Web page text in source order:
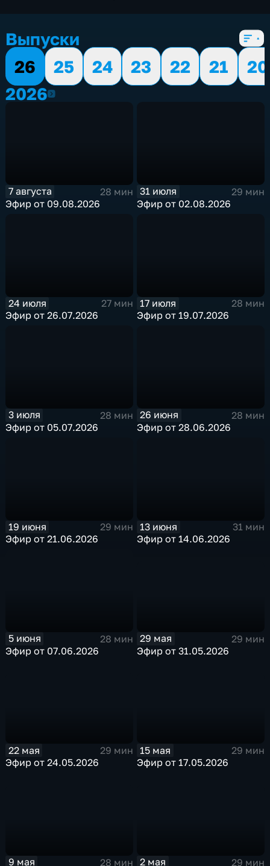
Выпуски
26
25 24 23 22 21
20
20262026
7 августа
28 мин
Эфир от 09.08.2026
31 июля
29 мин
Эфир от 02.08.2026
24 июля
27 мин
Эфир от 26.07.2026
17 июля
28 мин
Эфир от 19.07.2026
3 июля
28 мин
Эфир от 05.07.2026
26 июня
28 мин
Эфир от 28.06.2026
19 июня
29 мин
Эфир от 21.06.2026
13 июня
31 мин
Эфир от 14.06.2026
5 июня
28 мин
Эфир от 07.06.2026
29 мая
29 мин
Эфир от 31.05.2026
22 мая
29 мин
Эфир от 24.05.2026
15 мая
29 мин
Эфир от 17.05.2026
9 мая 28 мин 2 мая 29 мин